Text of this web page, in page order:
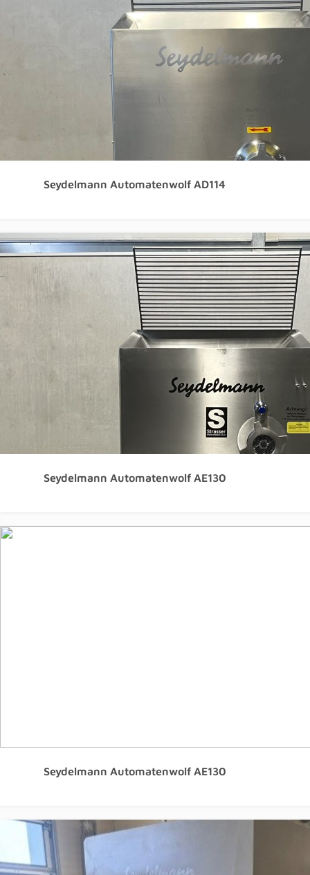
Seydelmann Automatenwolf AD114
Seydelmann Automatenwolf AE130
Seydelmann Automatenwolf AE130